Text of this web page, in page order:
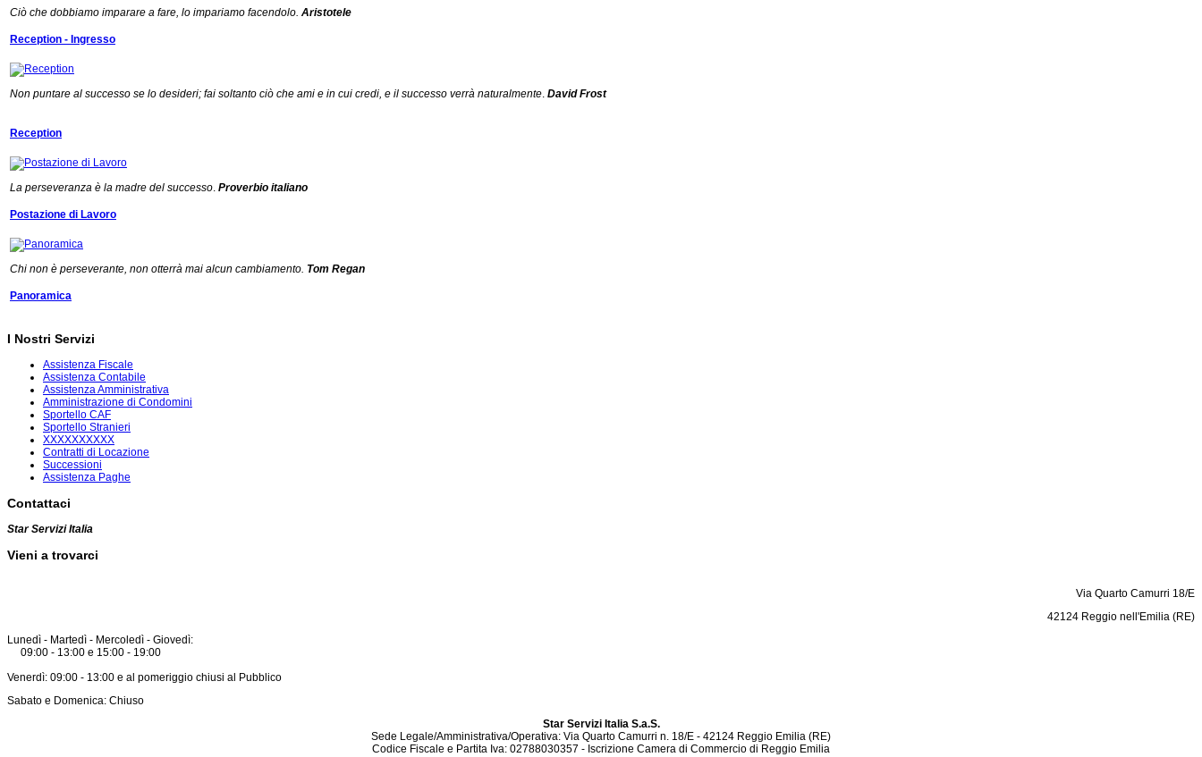
Ciò che dobbiamo imparare a fare, lo impariamo facendolo. Aristotele
Reception - Ingresso
Non puntare al successo se lo desideri; fai soltanto ciò che ami e in cui credi, e il successo verrà naturalmente. David Frost
Reception
La perseveranza è la madre del successo. Proverbio italiano
Postazione di Lavoro
Chi non è perseverante, non otterrà mai alcun cambiamento. Tom Regan
Panoramica
I Nostri Servizi
Assistenza Fiscale
Assistenza Contabile
Assistenza Amministrativa
Amministrazione di Condomini
Sportello CAF
Sportello Stranieri
XXXXXXXXXX
Contratti di Locazione
Successioni
Assistenza Paghe
Contattaci
Star Servizi Italia
Vieni a trovarci
Via Quarto Camurri 18/E
42124 Reggio nell'Emilia (RE)
Lunedì - Martedì - Mercoledì - Giovedì:
09:00 - 13:00 e 15:00 - 19:00
Venerdì: 09:00 - 13:00 e al pomeriggio chiusi al Pubblico
Sabato e Domenica: Chiuso
Star Servizi Italia S.a.S.
Sede Legale/Amministrativa/Operativa: Via Quarto Camurri n. 18/E - 42124 Reggio Emilia (RE)
Codice Fiscale e Partita Iva: 02788030357 - Iscrizione Camera di Commercio di Reggio Emilia